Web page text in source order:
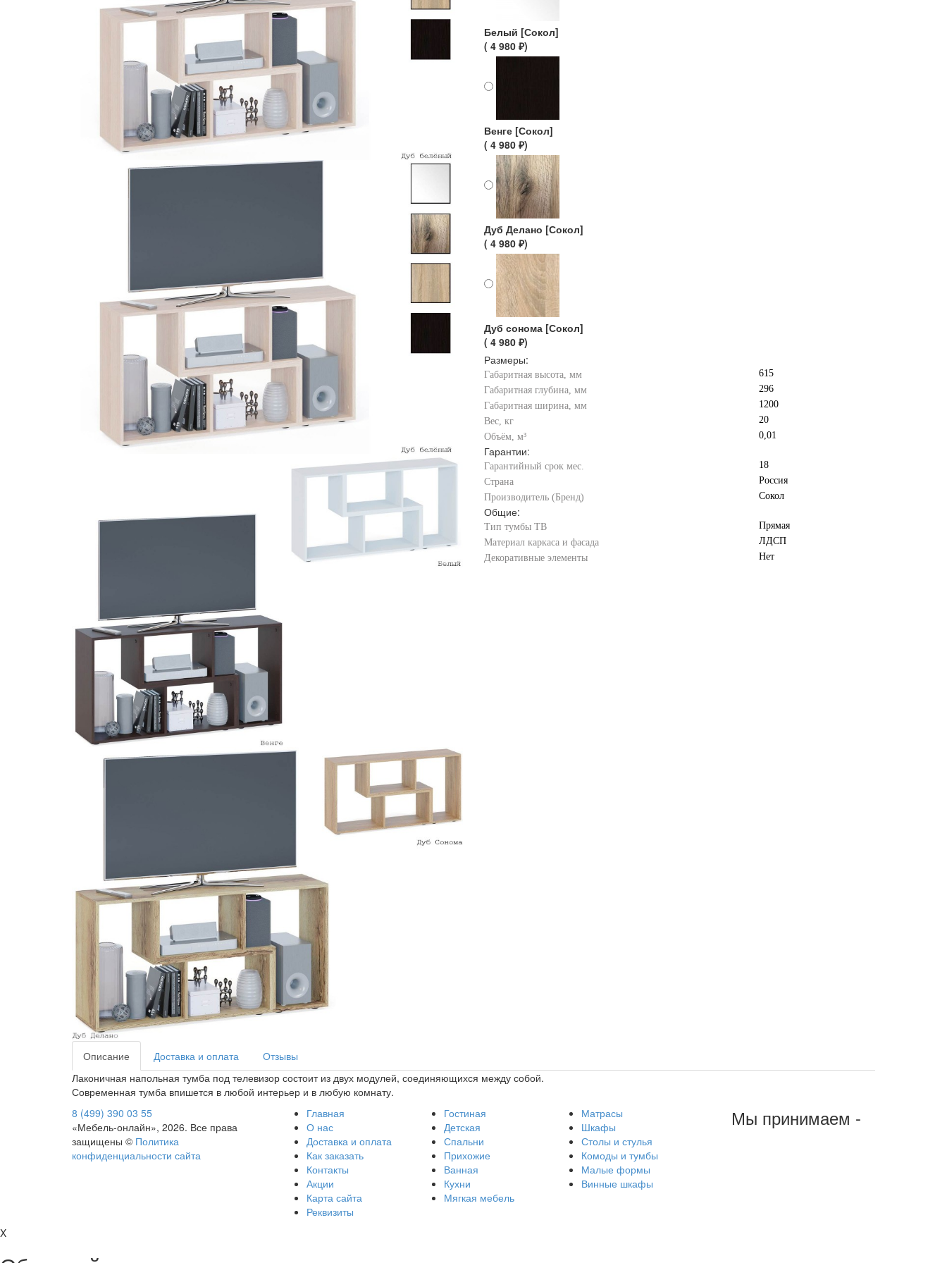
Белый [Сокол]
( 4 980 ₽)
Венге [Сокол]
( 4 980 ₽)
Дуб Делано [Сокол]
( 4 980 ₽)
Дуб сонома [Сокол]
( 4 980 ₽)
Размеры:
Габаритная высота, мм
615
Габаритная глубина, мм
296
Габаритная ширина, мм
1200
Вес, кг
20
Объём, м³
0,01
Гарантии:
Гарантийный срок мес.
18
Страна
Россия
Производитель (Бренд)
Сокол
Общие:
Тип тумбы ТВ
Прямая
Материал каркаса и фасада
ЛДСП
Декоративные элементы
Нет
Описание Доставка и оплата
Отзывы
Лаконичная напольная тумба под телевизор состоит из двух модулей, соединяющихся между собой.
Современная тумба впишется в любой интерьер и в любую комнату.
8 (499) 390 03 55
«Мебель-онлайн», 2026. Все права
защищены © Политика
конфиденциальности сайта
Главная
О нас
Доставка и оплата
Как заказать
Контакты
Акции
Карта сайта
Реквизиты
Гостиная
Детская
Спальни
Прихожие
Ванная
Кухни
Мягкая мебель
Матрасы
Шкафы
Столы и стулья
Комоды и тумбы
Малые формы
Винные шкафы
Мы принимаем -
X